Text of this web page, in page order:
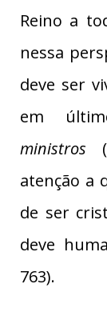
Reino a
nessa
deve ser
em
ministros
atenção a
de ser
deve
763).